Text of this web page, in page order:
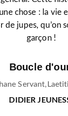
chose : la
de jupes, qu’on
garçon !
Boucle
Servant,
DIDIER